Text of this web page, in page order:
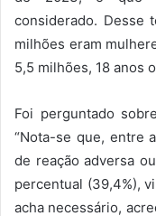
considerado. Desse
milhões eram
5,5 milhões, 18 anos
Foi perguntado
“Nota-se que, entre
de reação adversa
percentual (39,4%),
acha necessário,